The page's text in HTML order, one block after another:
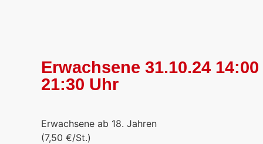
Erwachsene 31.10.24 14:00
21:30 Uhr
Erwachsene ab 18. Jahren
(7,50 €/St.)